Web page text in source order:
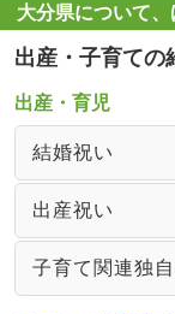
大分県について
出産・子育ての
出産・育児
結婚祝い
出産祝い
子育て関連独